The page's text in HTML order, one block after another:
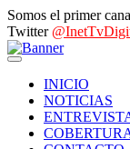
Somos el primer
Twitter
INICIO
NOTICIAS